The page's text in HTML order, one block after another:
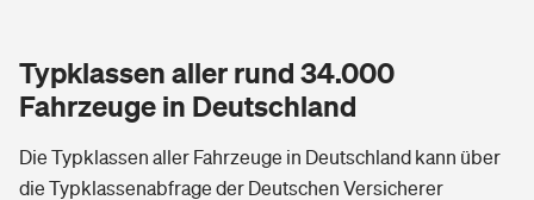
Typklassen aller rund 34.000
Fahrzeuge in Deutschland
Die Typklassen aller Fahrzeuge in Deutschland kann über
die Typklassenabfrage der Deutschen Versicherer